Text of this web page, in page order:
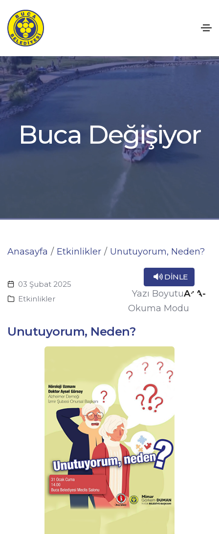
Buca Değişiyor
Anasayfa Etkinlikler Unutuyorum, Neden?
03 Şubat 2025
Etkinlikler
DINLE
Yazı BoyutuA+ A-
Okuma Modu
Unutuyorum, Neden?